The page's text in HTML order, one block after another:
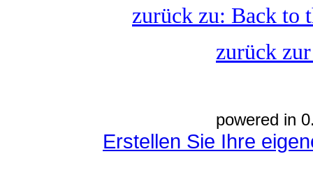
zurück zu: Back to
zurück
powered in
Erstellen Sie Ihre